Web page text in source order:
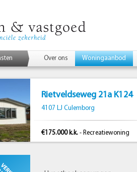
Over ons Woningaanbod
Rietveldseweg 21a K124
4107 LJ Culemborg
€175.000 k.k. - Recreatiewoning